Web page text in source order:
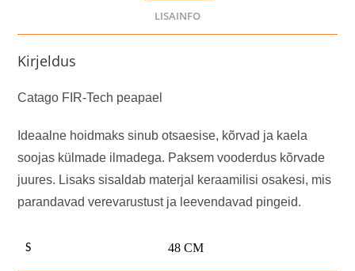
LISAINFO
Kirjeldus
Catago FIR-Tech peapael
Ideaalne hoidmaks sinub otsaesise, kõrvad ja kaela
soojas külmade ilmadega. Paksem vooderdus kõrvade
juures. Lisaks sisaldab materjal keraamilisi osakesi, mis
parandavad verevarustust ja leevendavad pingeid.
S 48 CM